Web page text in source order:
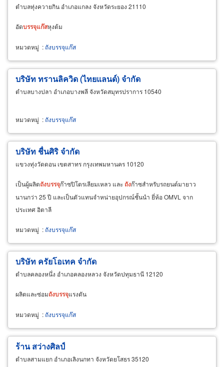
ตำบลทุ่งควายกิน อำเภอแกลง จังหวัดระยอง 21110
อัดบรรจุแก๊สหุงต้ม
หมวดหมู่ : ถังบรรจุแก๊ส
บริษัท ทรานลิควิด (ไทยแลนด์) จำกัด
ตำบลบางปลา อำเภอบางพลี จังหวัดสมุทรปราการ 10540
หมวดหมู่ : ถังบรรจุแก๊ส
บริษัท ชื่นศิริ จำกัด
แขวงทุ่งวัดดอน เขตสาทร กรุงเทพมหานคร 10120
เป็นผู้ผลิตถังบรรจุก๊าซปิโตรเลียมเหลว และถังก๊าซสำหรับรถยนต์มายาว
นานกว่า 25 ปี และเป็นตัวแทนจำหน่ายอุปกรณ์ชั้นนำ ยี่ห้อ OMVL จาก
ประเทศ อิตาลี
หมวดหมู่ : ถังบรรจุแก๊ส
บริษัท ครัยโอเทค จำกัด
ตำบลคลองหนึ่ง อำเภอคลองหลวง จังหวัดปทุมธานี 12120
ผลิตและซ่อมถังบรรจุแรงดัน
หมวดหมู่ : ถังบรรจุแก๊ส
ร้าน สว่างศิลป์
ตำบลสามแยก อำเภอเลิงนกทา จังหวัดยโสธร 35120